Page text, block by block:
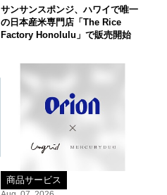
サンサンスポンジ、ハワイで唯一
の日本産米専門店「The Rice
Factory Honolulu」で販売開始
商品サービス